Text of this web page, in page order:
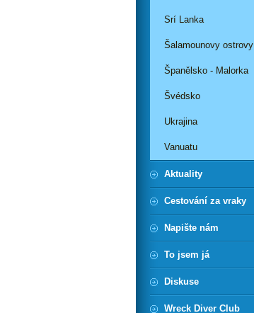
Srí Lanka
Šalamounovy ostrovy
Španělsko - Malorka
Švédsko
Ukrajina
Vanuatu
Aktuality
Cestování za vraky
Napište nám
To jsem já
Diskuse
Wreck Diver Club